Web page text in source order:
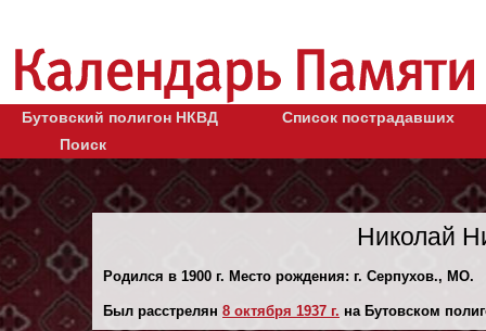
Бутовский полигон НКВД
Список пострадавших
Поиск
Николай
Родился в 1900 г. Место рождения: г. Серпухов., МО.
Был расстрелян 8 октября 1937 г. на Бутовском